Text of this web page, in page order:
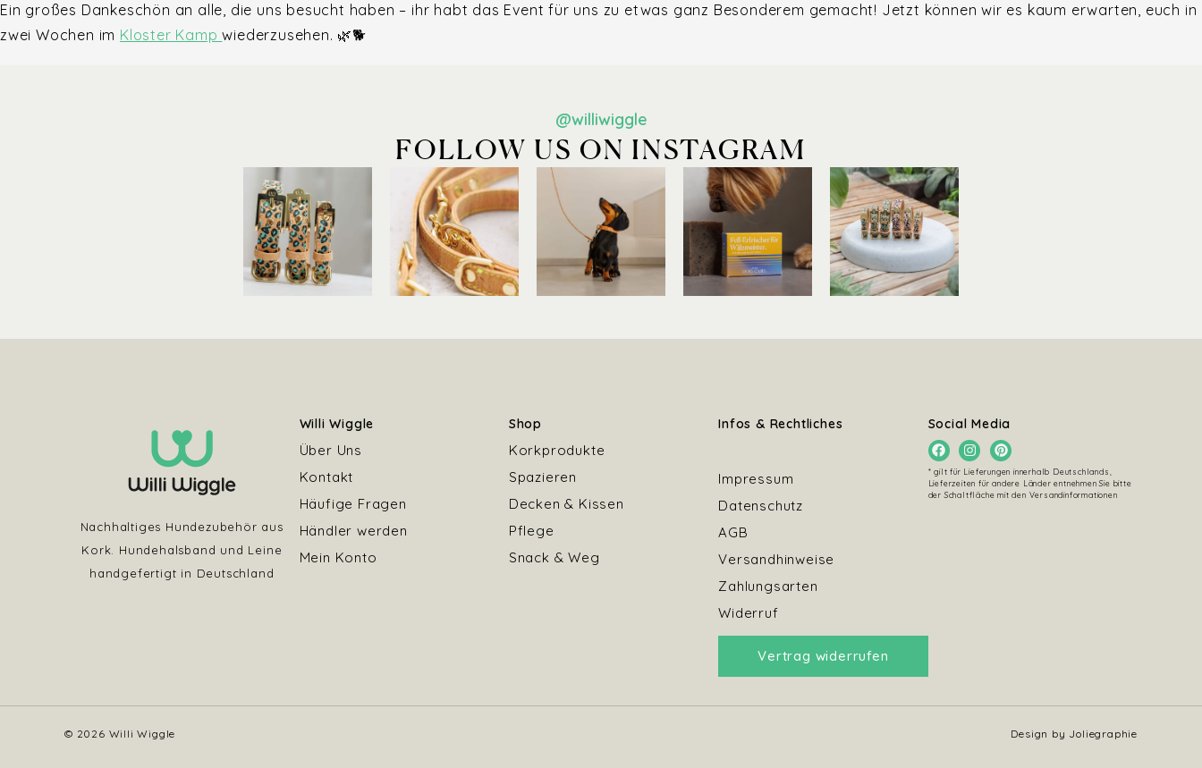
Ein großes Dankeschön an alle, die uns besucht haben – ihr habt das Event für uns zu etwas ganz Besonderem gemacht! Jetzt können wir es kaum erwarten, euch in
zwei Wochen im Kloster Kampwiederzusehen. 🌿🐕
@williwiggle
FOLLOW US ON INSTAGRAM
Nachhaltiges Hundezubehör aus
Kork. Hundehalsband und Leine
handgefertigt in Deutschland
Willi Wiggle
Über Uns
Kontakt
Häufige Fragen
Händler werden
Mein Konto
Shop
Korkprodukte
Spazieren
Decken & Kissen
Pflege
Snack & Weg
Infos & Rechtliches
Impressum
Datenschutz
AGB
Versandhinweise
Zahlungsarten
Widerruf
Vertrag widerrufen
Social Media
* gilt für Lieferungen innerhalb Deutschlands,
Lieferzeiten für andere Länder entnehmen Sie bitte
der Schaltfläche mit den Versandinformationen
© 2026 Willi Wiggle Design by Joliegraphie